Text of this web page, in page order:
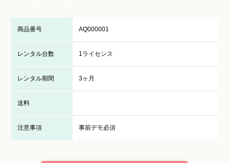
商品番号 AQ000001
レンタル台数 1ライセンス
レンタル期間 3ヶ月
送料
注意事項 事前デモ必須